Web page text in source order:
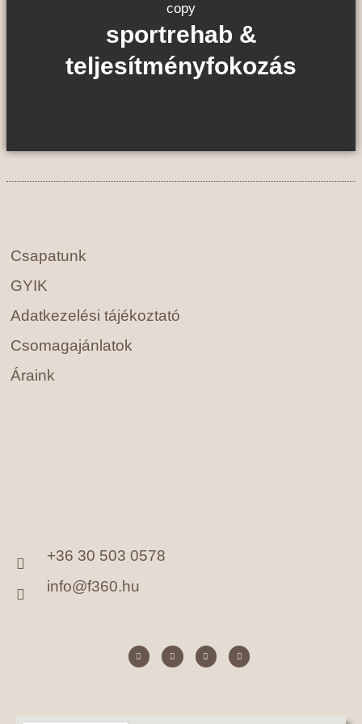
sportrehab &
teljesítményfokozás
Foglalj időpontot!
Tovább az oldalra
Csapatunk
GYIK
Adatkezelési tájékoztató
Csomagajánlatok
Áraink
+36 30 503 0578
info@f360.hu